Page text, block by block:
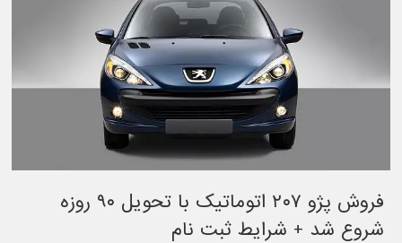
فروش پژو ۲۰۷ اتوماتیک با تحویل ۹۰ روزه
شروع شد + شرایط ثبت نام